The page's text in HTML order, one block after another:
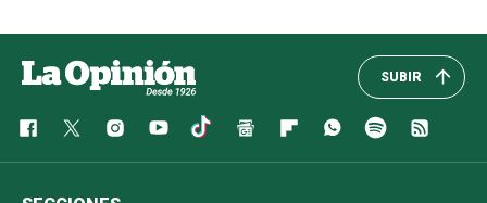
SUBIR